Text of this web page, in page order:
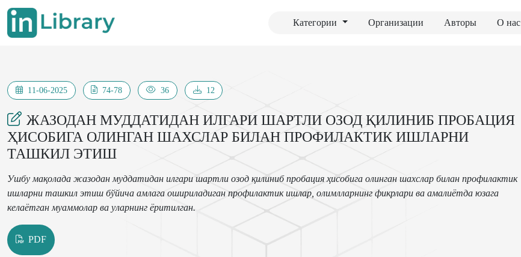
Категории Организации Авторы О нас
11-06-2025 74-78 36 12
ЖАЗОДАН МУДДАТИДАН ИЛГАРИ ШАРТЛИ ОЗОД ҚИЛИНИБ ПРОБАЦИЯ
ҲИСОБИГА ОЛИНГАН ШАХСЛАР БИЛАН ПРОФИЛАКТИК ИШЛАРНИ
ТАШКИЛ ЭТИШ
Ушбу мақолада жазодан муддатидан илгари шартли озод қилиниб пробация ҳисобига олинган шахслар билан профилактик
ишларни ташкил этиш бўйича амлага ошириладиган профилактик ишлар, олимлларнинг фикрлари ва амалиётда юзага
келаётган муаммолар ва уларнинг ёритилган.
PDF